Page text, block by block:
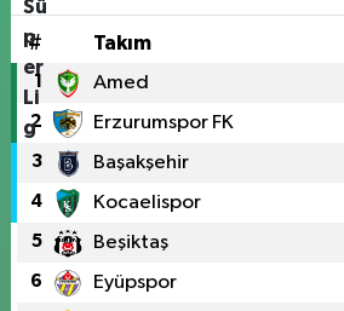
# Takım
1 Amed
2 Erzurumspor FK
3 Başakşehir
4 Kocaelispor
5 Beşiktaş
6 Eyüpspor